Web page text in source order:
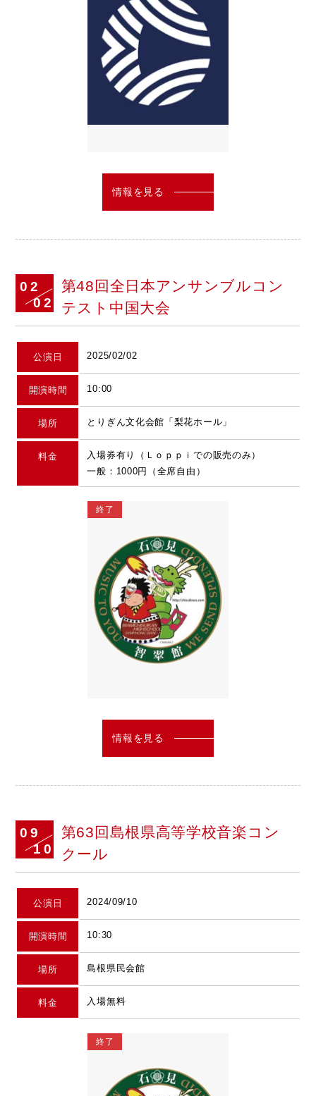
情報を見る
02
02
第48回全日本アンサンブルコン
テスト中国大会
公演日 2025/02/02
開演時間 10:00
場所 とりぎん文化会館「梨花ホール」
料金
入場券有り（Ｌｏｐｐｉでの販売のみ）
一般：1000円（全席自由）
終了
情報を見る
09
10
第63回島根県高等学校音楽コン
クール
公演日 2024/09/10
開演時間 10:30
場所 島根県民会館
料金 入場無料
終了